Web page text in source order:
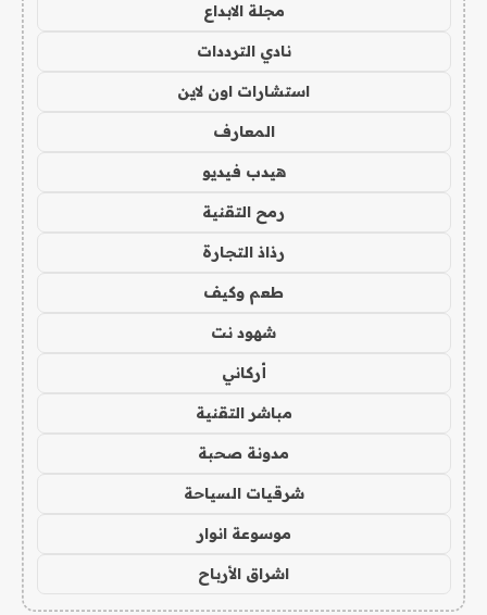
مجلة الابداع
نادي الترددات
استشارات اون لاين
المعارف
هيدب فيديو
رمح التقنية
رذاذ التجارة
طعم وكيف
شهود نت
أركاني
مباشر التقنية
مدونة صحبة
شرقيات السياحة
موسوعة انوار
اشراق الأرباح